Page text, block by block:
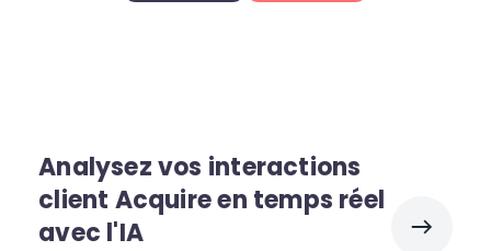
Analysez vos interactions
client Acquire en temps réel
avec l'IA